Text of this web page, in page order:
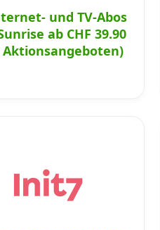
und TV-Abos
ab CHF 39.90